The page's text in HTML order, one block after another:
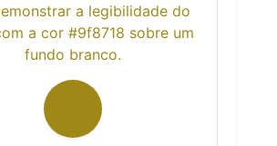
a legibilidade do
a cor #9f8718 sobre um
fundo branco.